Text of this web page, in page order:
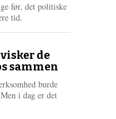
før, det politiske
tid.
de
sammen
burde
i dag er det